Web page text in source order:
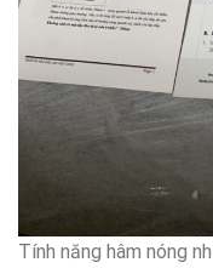
Tính năng hâm nóng